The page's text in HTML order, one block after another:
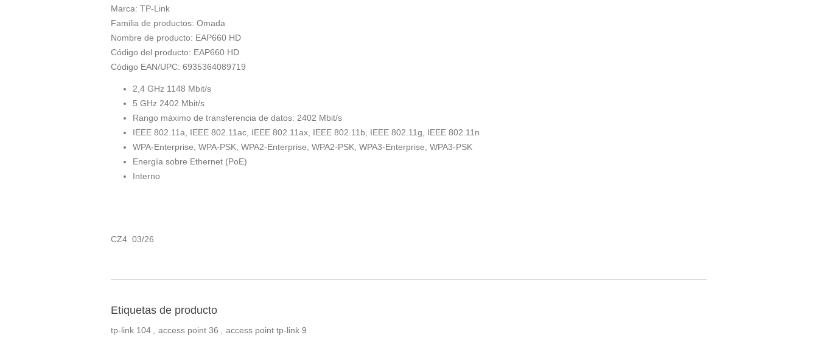
Marca: TP-Link
Familia de productos: Omada
Nombre de producto: EAP660 HD
Código del producto: EAP660 HD
Código EAN/UPC: 6935364089719
2,4 GHz 1148 Mbit/s
5 GHz 2402 Mbit/s
Rango máximo de transferencia de datos: 2402 Mbit/s
IEEE 802.11a, IEEE 802.11ac, IEEE 802.11ax, IEEE 802.11b, IEEE 802.11g, IEEE 802.11n
WPA-Enterprise, WPA-PSK, WPA2-Enterprise, WPA2-PSK, WPA3-Enterprise, WPA3-PSK
Energía sobre Ethernet (PoE)
Interno
CZ4 03/26
Etiquetas de producto
tp-link 104 access point 36 access point tp-link 9